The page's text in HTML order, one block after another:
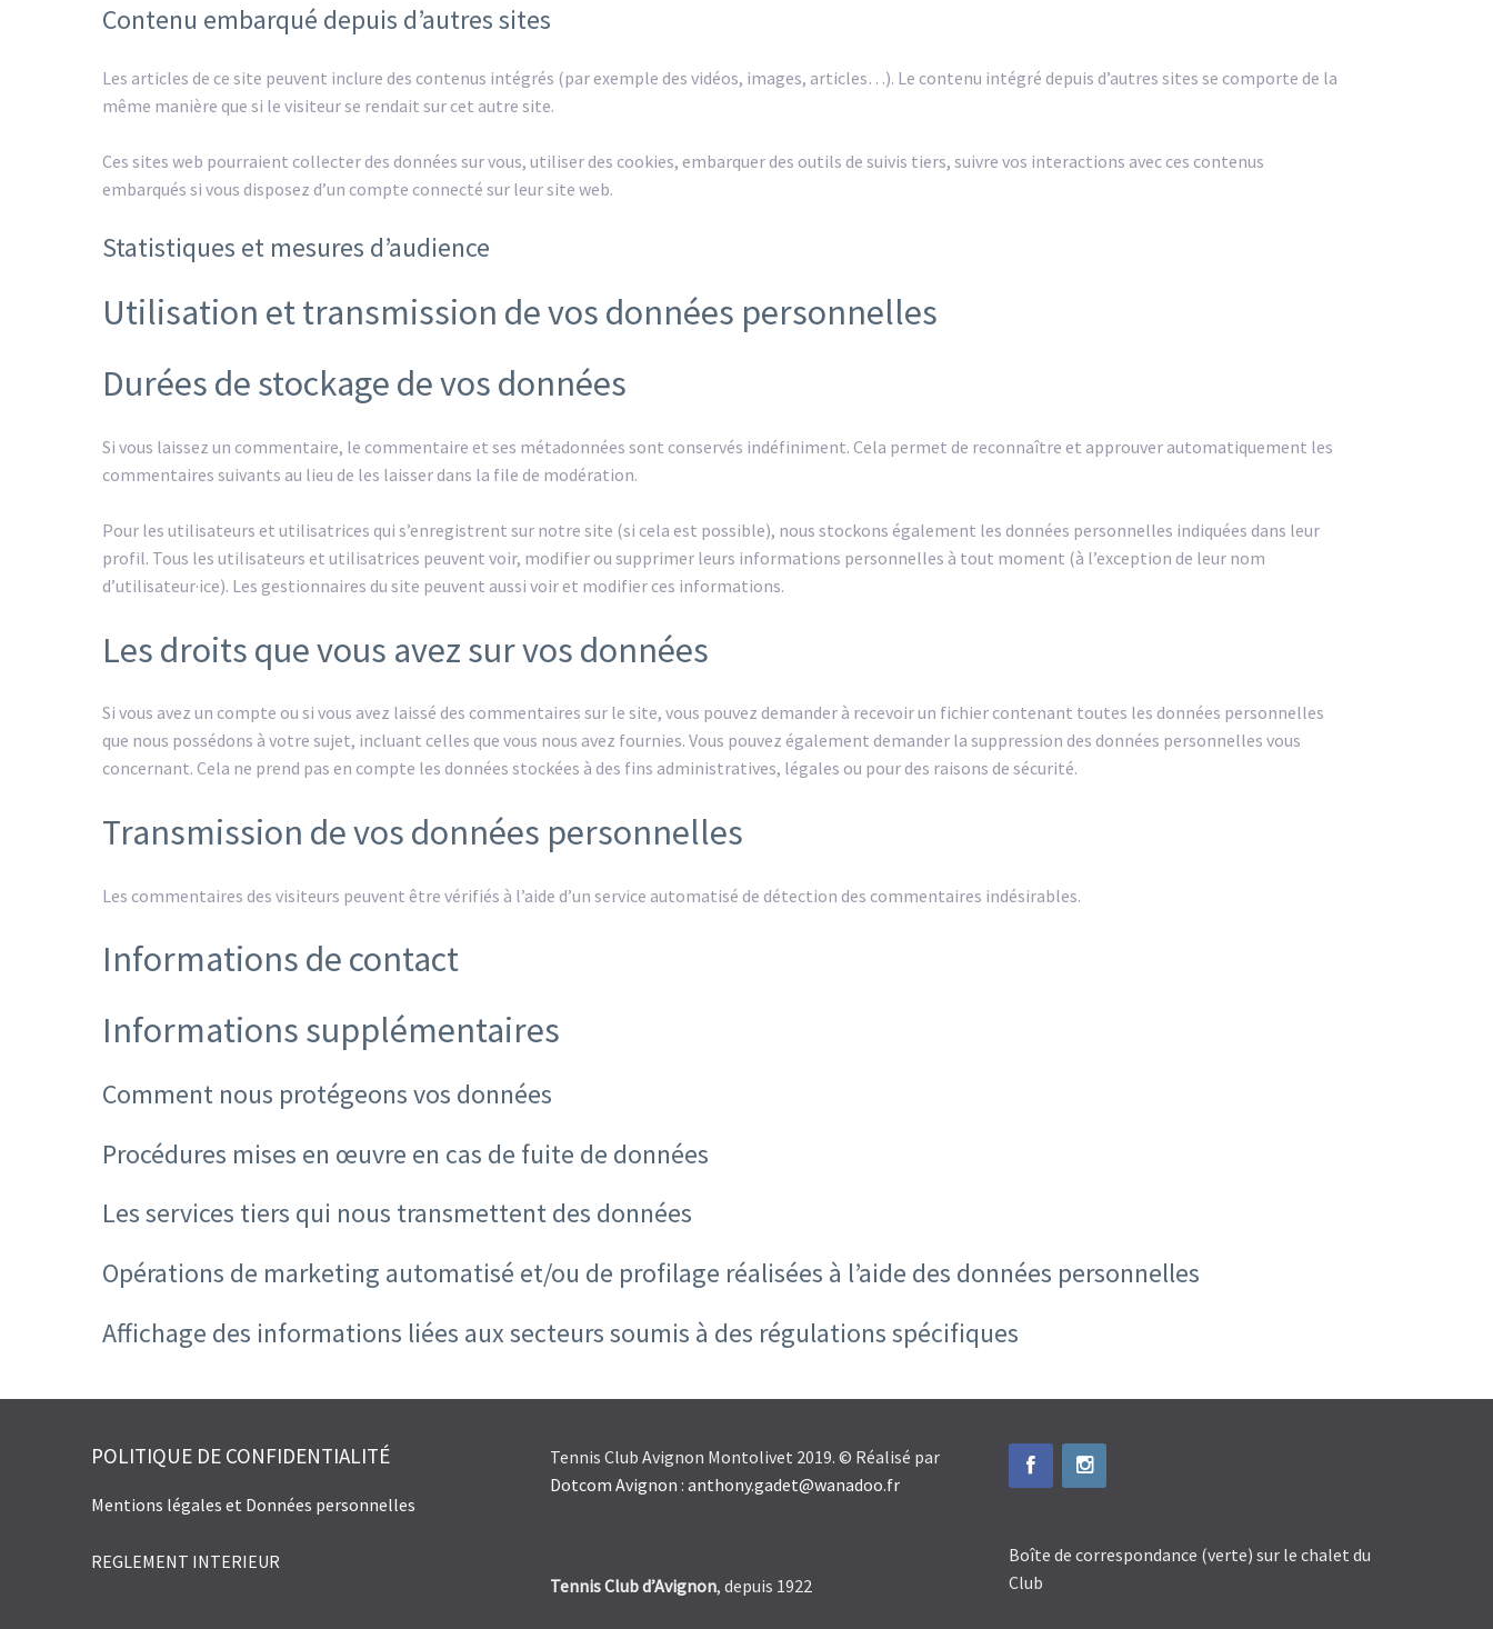
Contenu embarqué depuis d’autres sites
Les articles de ce site peuvent inclure des contenus intégrés (par exemple des vidéos, images, articles…). Le contenu intégré depuis d’autres sites se comporte de la
même manière que si le visiteur se rendait sur cet autre site.
Ces sites web pourraient collecter des données sur vous, utiliser des cookies, embarquer des outils de suivis tiers, suivre vos interactions avec ces contenus
embarqués si vous disposez d’un compte connecté sur leur site web.
Statistiques et mesures d’audience
Utilisation et transmission de vos données personnelles
Durées de stockage de vos données
Si vous laissez un commentaire, le commentaire et ses métadonnées sont conservés indéfiniment. Cela permet de reconnaître et approuver automatiquement les
commentaires suivants au lieu de les laisser dans la file de modération.
Pour les utilisateurs et utilisatrices qui s’enregistrent sur notre site (si cela est possible), nous stockons également les données personnelles indiquées dans leur
profil. Tous les utilisateurs et utilisatrices peuvent voir, modifier ou supprimer leurs informations personnelles à tout moment (à l’exception de leur nom
d’utilisateur·ice). Les gestionnaires du site peuvent aussi voir et modifier ces informations.
Les droits que vous avez sur vos données
Si vous avez un compte ou si vous avez laissé des commentaires sur le site, vous pouvez demander à recevoir un fichier contenant toutes les données personnelles
que nous possédons à votre sujet, incluant celles que vous nous avez fournies. Vous pouvez également demander la suppression des données personnelles vous
concernant. Cela ne prend pas en compte les données stockées à des fins administratives, légales ou pour des raisons de sécurité.
Transmission de vos données personnelles
Les commentaires des visiteurs peuvent être vérifiés à l’aide d’un service automatisé de détection des commentaires indésirables.
Informations de contact
Informations supplémentaires
Comment nous protégeons vos données
Procédures mises en œuvre en cas de fuite de données
Les services tiers qui nous transmettent des données
Opérations de marketing automatisé et/ou de profilage réalisées à l’aide des données personnelles
Affichage des informations liées aux secteurs soumis à des régulations spécifiques
POLITIQUE DE CONFIDENTIALITÉ
Mentions légales et Données personnelles
REGLEMENT INTERIEUR
Tennis Club Avignon Montolivet 2019. © Réalisé par
Dotcom Avignon : anthony.gadet@wanadoo.fr
Tennis Club d’Avignon, depuis 1922
Boîte de correspondance (verte) sur le chalet du
Club